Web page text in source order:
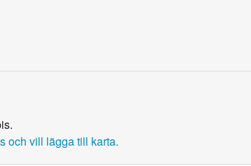
och vill lägga till karta.